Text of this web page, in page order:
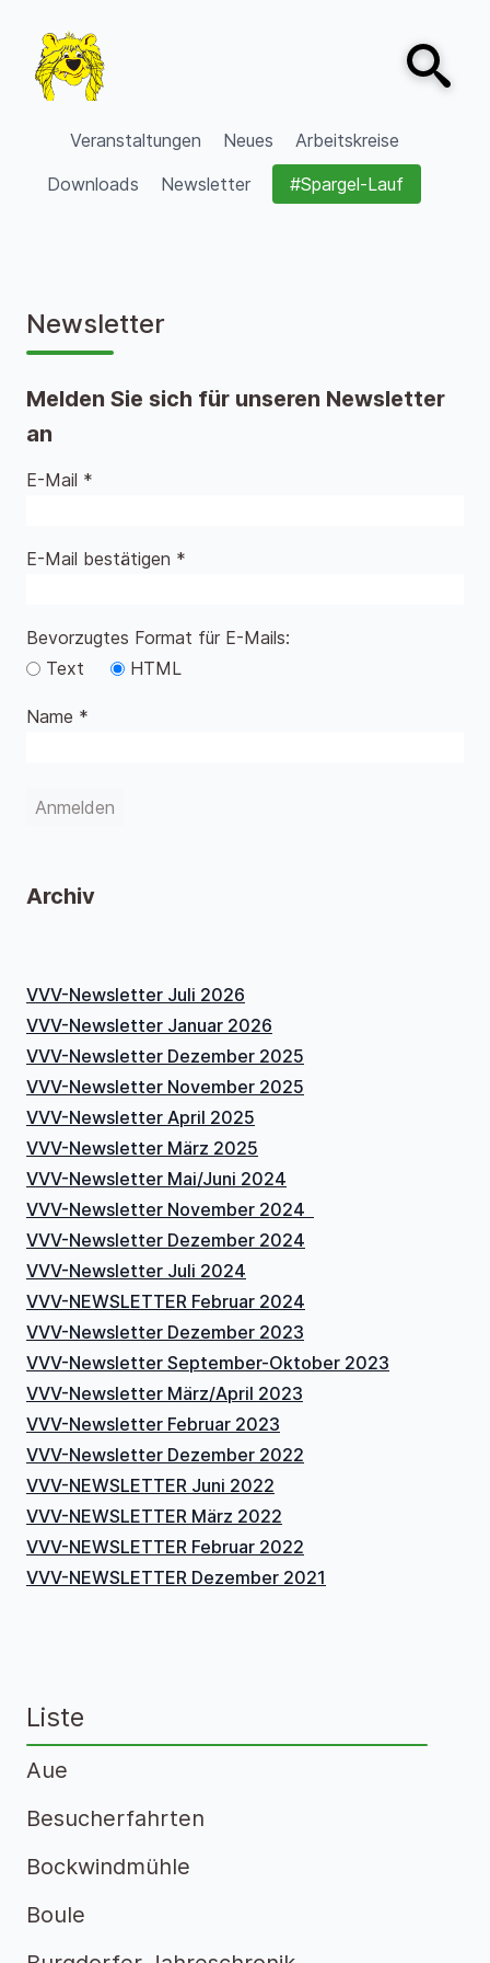
VVV Burgdorf
Veranstaltungen Neues
Arbeitskreise
Downloads
Newsletter #Spargel-Lauf
Open
Newsletter
Melden Sie sich für unseren Newsletter
an
E-Mail *
E-Mail bestätigen *
Bevorzugtes Format für E-Mails:
Text
HTML
Name *
Archiv
VVV-Newsletter Juli 2026
VVV-Newsletter Januar 2026
VVV-Newsletter Dezember 2025
VVV-Newsletter November 2025
VVV-Newsletter April 2025
VVV-Newsletter März 2025
VVV-Newsletter Mai/Juni 2024
VVV-Newsletter November 2024
VVV-Newsletter Dezember 2024
VVV-Newsletter Juli 2024
VVV-NEWSLETTER Februar 2024
VVV-Newsletter Dezember 2023
VVV-Newsletter September-Oktober 2023
VVV-Newsletter März/April 2023
VVV-Newsletter Februar 2023
VVV-Newsletter Dezember 2022
VVV-NEWSLETTER Juni 2022
VVV-NEWSLETTER März 2022
VVV-NEWSLETTER Februar 2022
VVV-NEWSLETTER Dezember 2021
Liste
Aue
Besucherfahrten
Bockwindmühle
Boule